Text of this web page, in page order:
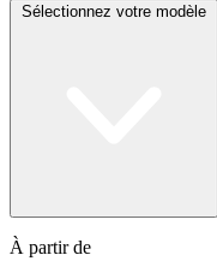
Sélectionnez votre modèle
À partir de